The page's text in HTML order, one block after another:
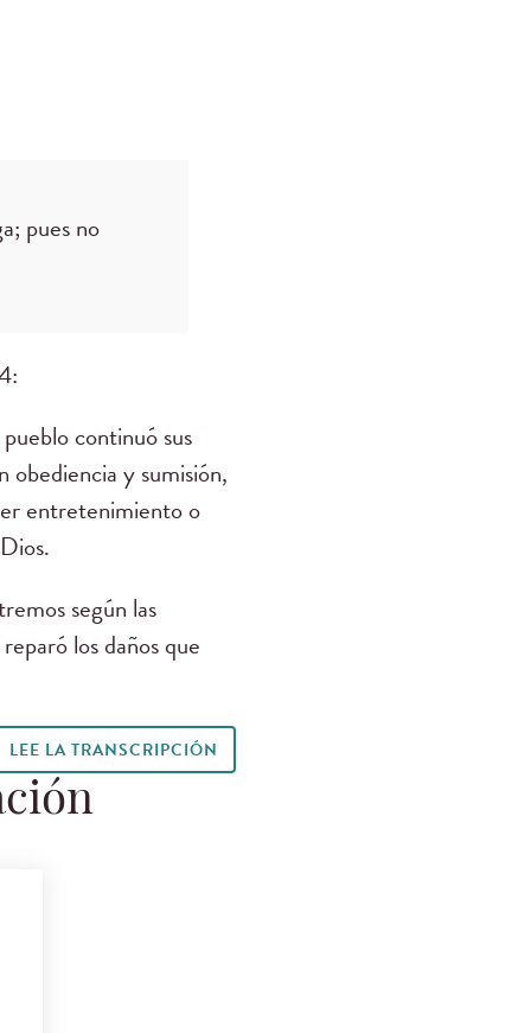
pues no
continuó sus
obediencia y sumisión,
entretenimiento o
según las
los daños que
LEE LA TRANSCRIPCIÓN